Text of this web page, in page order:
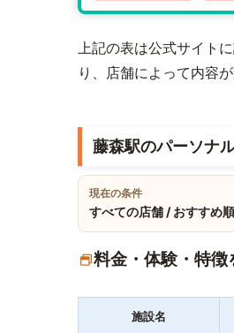
上記の表は公式サイト
り、店舗によって内容
藤森駅のパーソナ
現在の条件
すべての店舗 / おすすめ順
料金・体験・特徴
施設名